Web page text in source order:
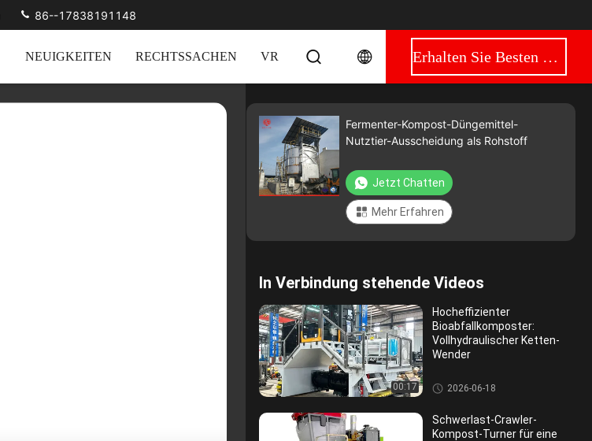
86--17838191148
NEUIGKEITEN RECHTSSACHEN VR Erhalten Sie Besten Preis
Fermenter-Kompost-Düngemittel-
Nutztier-Ausscheidung als Rohstoff
Jetzt Chatten
Mehr Erfahren
In Verbindung stehende Videos
00:17
Hocheffizienter
Bioabfallkomposter:
Vollhydraulischer Ketten-
Wender
Kompostdüngermaschine
2026-06-18
Schwerlast-Crawler-
Kompost-Turner für eine